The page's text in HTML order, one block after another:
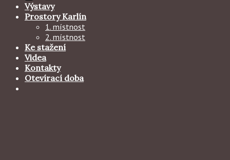
Výstavy
Prostory Karlín
1. místnost
2. místnost
Ke stažení
Videa
Kontakty
Otevírací doba